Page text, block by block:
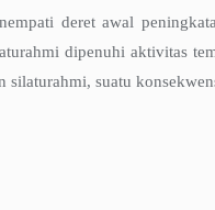
deret awal
dipenuhi aktivitas
silaturahmi, suatu